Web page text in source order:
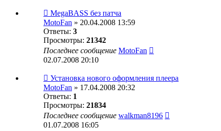
MegaBASS без патча
MotoFan » 20.04.2008 13:59
Ответы: 3
Просмотры: 21342
Последнее сообщение MotoFan
02.07.2008 20:10
Установка нового оформления плеера
MotoFan » 17.04.2008 20:32
Ответы: 1
Просмотры: 21834
Последнее сообщение walkman8196
01.07.2008 16:05